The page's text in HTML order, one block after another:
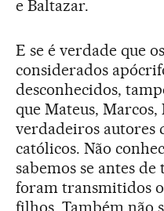
e Baltazar.
E se é verdade que
considerados
desconhecidos,
que Mateus, Marcos,
verdadeiros autores
católicos. Não
sabemos se antes
foram transmitidos
filhos. Também não